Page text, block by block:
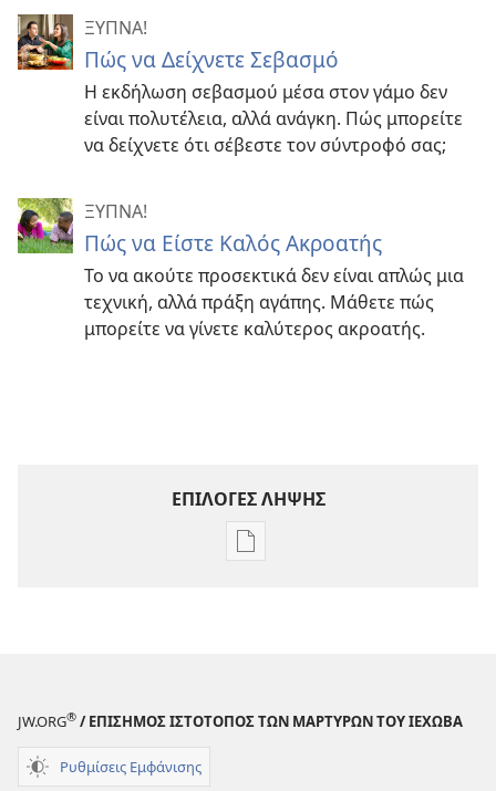
ΞΥΠΝΑ!
Πώς να Δείχνετε Σεβασμό
Η εκδήλωση σεβασμού μέσα στον γάμο δεν
είναι πολυτέλεια, αλλά ανάγκη. Πώς μπορείτε
να δείχνετε ότι σέβεστε τον σύντροφό σας;
ΞΥΠΝΑ!
Πώς να Είστε Καλός Ακροατής
Το να ακούτε προσεκτικά δεν είναι απλώς μια
τεχνική, αλλά πράξη αγάπης. Μάθετε πώς
μπορείτε να γίνετε καλύτερος ακροατής.
ΕΠΙΛΟΓΕΣ ΛΗΨΗΣ
Επιλογές
JW.ORG® / ΕΠΙΣΗΜΟΣ ΙΣΤΟΤΟΠΟΣ ΤΩΝ ΜΑΡΤΥΡΩΝ ΤΟΥ ΙΕΧΩΒΑ
Ρυθμίσεις Εμφάνισης